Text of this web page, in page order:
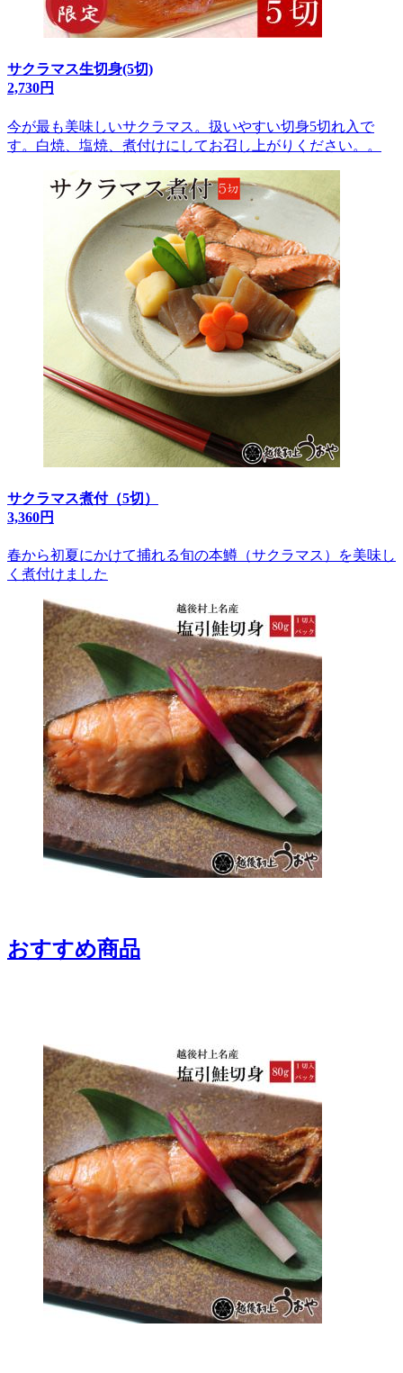
サクラマス生切身(5切)
2,730円
今が最も美味しいサクラマス。扱いやすい切身5切れ入で
す。白焼、塩焼、煮付けにしてお召し上がりください。。
サクラマス煮付（5切）
3,360円
春から初夏にかけて捕れる旬の本鱒（サクラマス）を美味し
く煮付けました
おすすめ商品